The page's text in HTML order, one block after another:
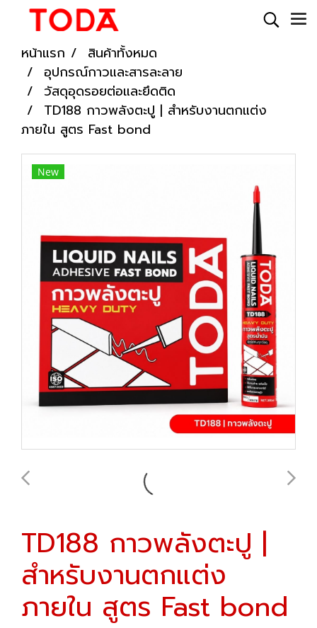
หน้าแรก
สินค้าทั้งหมด
อุปกรณ์กาวและสารละลาย
วัสดุอุดรอยต่อและยึดติด
TD188 กาวพลังตะปู | สำหรับงานตกแต่ง
ภายใน สูตร Fast bond
New
TD188 กาวพลังตะปู |
สำหรับงานตกแต่ง
ภายใน สูตร Fast bond